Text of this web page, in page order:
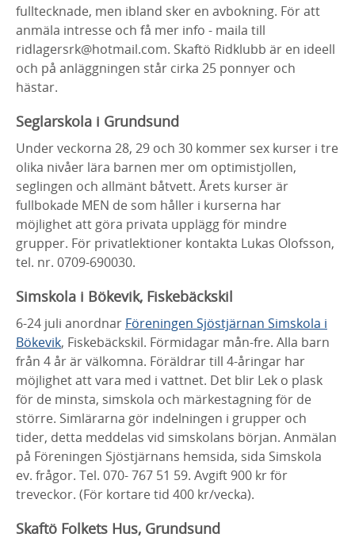
fulltecknade, men ibland sker en avbokning. För att
anmäla intresse och få mer info - maila till
ridlagersrk@hotmail.com. Skaftö Ridklubb är en ideell
och på anläggningen står cirka 25 ponnyer och
hästar.
Seglarskola i Grundsund
Under veckorna 28, 29 och 30 kommer sex kurser i tre
olika nivåer lära barnen mer om optimistjollen,
seglingen och allmänt båtvett. Årets kurser är
fullbokade MEN de som håller i kurserna har
möjlighet att göra privata upplägg för mindre
grupper. För privatlektioner kontakta Lukas Olofsson,
tel. nr. 0709-690030.
Simskola i Bökevik, Fiskebäckskil
6-24 juli anordnar Föreningen Sjöstjärnan Simskola i
Bökevik, Fiskebäckskil. Förmidagar mån-fre. Alla barn
från 4 år är välkomna. Föräldrar till 4-åringar har
möjlighet att vara med i vattnet. Det blir Lek o plask
för de minsta, simskola och märkestagning för de
större. Simlärarna gör indelningen i grupper och
tider, detta meddelas vid simskolans början. Anmälan
på Föreningen Sjöstjärnans hemsida, sida Simskola
ev. frågor. Tel. 070- 767 51 59. Avgift 900 kr för
treveckor. (För kortare tid 400 kr/vecka).
Skaftö Folkets Hus, Grundsund